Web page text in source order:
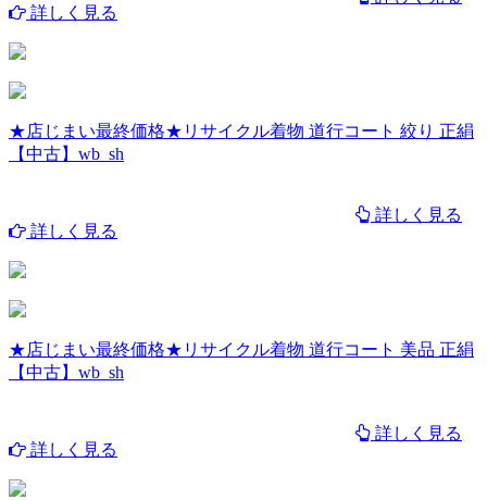
詳しく見る
★店じまい最終価格★リサイクル着物 道行コート 絞り 正絹
【中古】wb_sh
詳しく見る
詳しく見る
★店じまい最終価格★リサイクル着物 道行コート 美品 正絹
【中古】wb_sh
詳しく見る
詳しく見る